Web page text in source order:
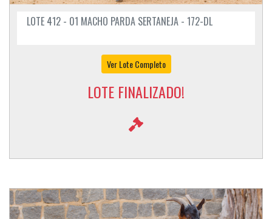
LOTE 412 - 01 MACHO PARDA SERTANEJA - 172-DL
Ver Lote Completo
LOTE FINALIZADO!